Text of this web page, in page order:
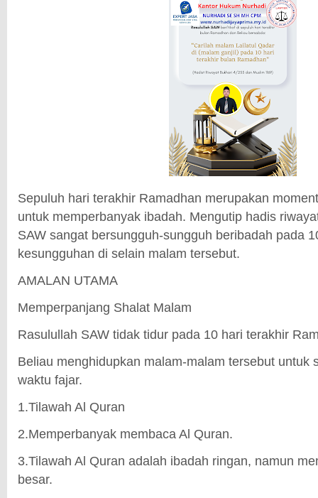
Sepuluh hari terakhir Ramadhan merupakan
untuk memperbanyak ibadah. Mengutip hadis
SAW sangat bersungguh-sungguh beribadah pada
kesungguhan di selain malam tersebut.
AMALAN UTAMA
Memperpanjang Shalat Malam
Rasulullah SAW tidak tidur pada 10 hari terakhir
Beliau menghidupkan malam-malam tersebut untuk
waktu fajar.
1.Tilawah Al Quran
2.Memperbanyak membaca Al Quran.
3.Tilawah Al Quran adalah ibadah ringan, namun
besar.